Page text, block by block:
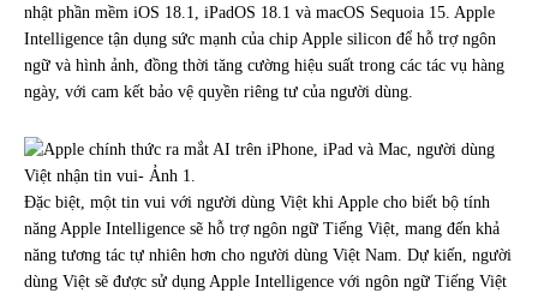
nhật phần mềm iOS 18.1, iPadOS 18.1 và macOS Sequoia 15. Apple
Intelligence tận dụng sức mạnh của chip Apple silicon để hỗ trợ ngôn
ngữ và hình ảnh, đồng thời tăng cường hiệu suất trong các tác vụ hàng
ngày, với cam kết bảo vệ quyền riêng tư của người dùng.
Đặc biệt, một tin vui với người dùng Việt khi Apple cho biết bộ tính
năng Apple Intelligence sẽ hỗ trợ ngôn ngữ Tiếng Việt, mang đến khả
năng tương tác tự nhiên hơn cho người dùng Việt Nam. Dự kiến, người
dùng Việt sẽ được sử dụng Apple Intelligence với ngôn ngữ Tiếng Việt